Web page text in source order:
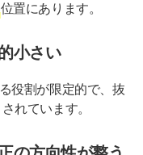
位置にあります。
小さい
役割が限定的で、抜
されています。